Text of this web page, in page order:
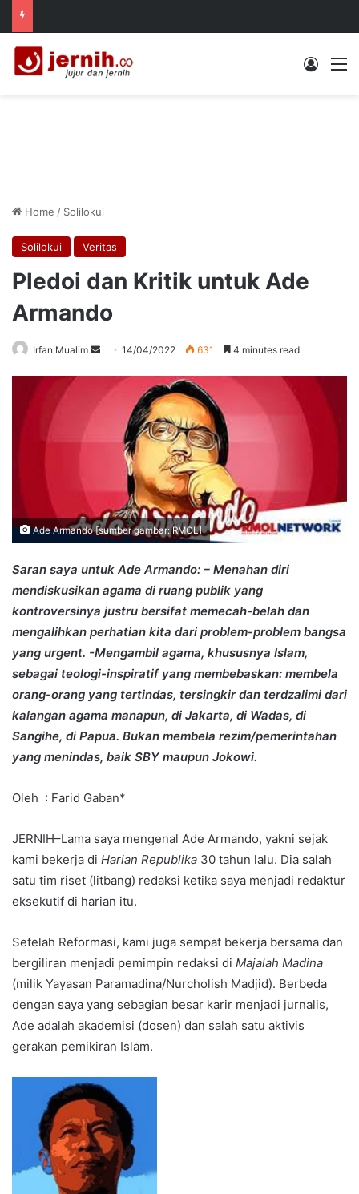
Log In
Home / Solilokui
Solilokui Veritas
Pledoi dan Kritik untuk Ade
Armando
Irfan Mualim
Send
email
14/04/2022 631 4 minutes read
Ade Armando [sumber gambar: RMOL]
Saran saya untuk Ade Armando: – Menahan diri
mendiskusikan agama di ruang publik yang
kontroversinya justru bersifat memecah-belah dan
mengalihkan perhatian kita dari problem-problem bangsa
yang urgent. -Mengambil agama, khususnya Islam,
sebagai teologi-inspiratif yang membebaskan: membela
orang-orang yang tertindas, tersingkir dan terdzalimi dari
kalangan agama manapun, di Jakarta, di Wadas, di
Sangihe, di Papua. Bukan membela rezim/pemerintahan
yang menindas, baik SBY maupun Jokowi.
Oleh : Farid Gaban*
JERNIH–Lama saya mengenal Ade Armando, yakni sejak
kami bekerja di Harian Republika 30 tahun lalu. Dia salah
satu tim riset (litbang) redaksi ketika saya menjadi redaktur
eksekutif di harian itu.
Setelah Reformasi, kami juga sempat bekerja bersama dan
bergiliran menjadi pemimpin redaksi di Majalah Madina
(milik Yayasan Paramadina/Nurcholish Madjid). Berbeda
dengan saya yang sebagian besar karir menjadi jurnalis,
Ade adalah akademisi (dosen) dan salah satu aktivis
gerakan pemikiran Islam.